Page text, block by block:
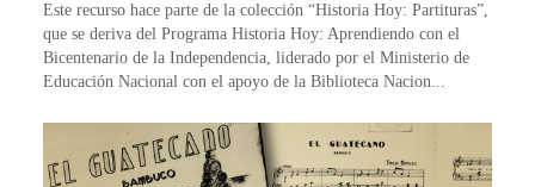
Este recurso hace parte de la colección “Historia Hoy: Partituras”,
que se deriva del Programa Historia Hoy: Aprendiendo con el
Bicentenario de la Independencia, liderado por el Ministerio de
Educación Nacional con el apoyo de la Biblioteca Nacion...